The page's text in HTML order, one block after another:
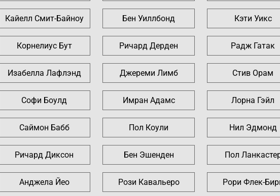
Кайелл Смит-Байноу Бен Уиллбонд Кэти Уикс
Корнелиус Бут Ричард Дерден Радж Гатак
Изабелла Лафлэнд Джереми Лимб Стив Орам
Софи Боулд Имран Адамс Лорна Гэйл
Саймон Бабб Пол Коули Нил Эдмонд
Ричард Диксон Бен Эшенден Пол
Анджела Йео Рози Кавальеро Рори Флек-